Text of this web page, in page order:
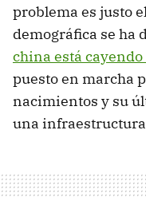
problema es justo
demográfica se ha
china está
puesto en marcha
nacimientos y su
una